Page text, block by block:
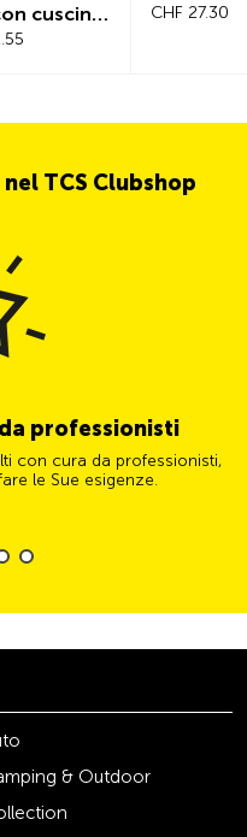
cuscino
del
CHF 27.30
TCS Clubshop
professionisti
con cura da professionisti,
le Sue esigenze.
& Outdoor